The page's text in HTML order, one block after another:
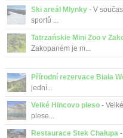
Ski areál Mlynky - V
sportů ...
Tatrzańskie Mini Zoo v
Zakopaném je m...
Přírodní rezervace Biała
jední...
Velké Hincovo pleso -
plese...
Restaurace Stek Chałupa